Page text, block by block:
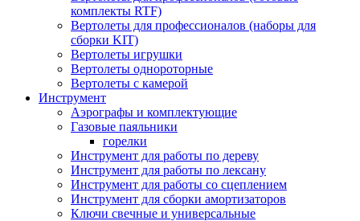
комплекты RTF)
Вертолеты для профессионалов (наборы для
сборки KIT)
Вертолеты игрушки
Вертолеты однороторные
Вертолеты с камерой
Инструмент
Аэрографы и комплектующие
Газовые паяльники
горелки
Инструмент для работы по дереву
Инструмент для работы по лексану
Инструмент для работы со сцеплением
Инструмент для сборки амортизаторов
Ключи свечные и универсальные